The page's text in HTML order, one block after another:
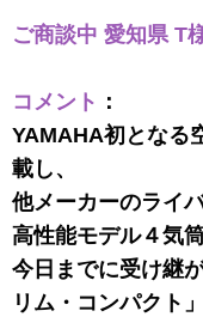
ご商談中 愛知県 T
コメント ：
YAMAHA初となる
載し、
他メーカーのライ
高性能モデル４気
今日までに受け継
リム・コンパクト